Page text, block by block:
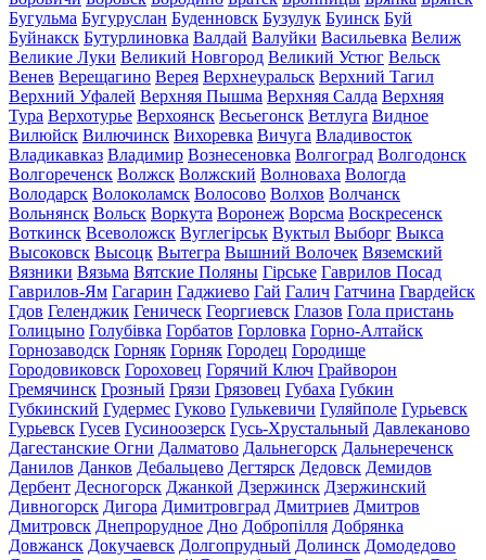
Бугульма Бугуруслан Буденновск Бузулук Буинск Буй
Буйнакск Бутурлиновка Валдай Валуйки Васильевка Велиж
Великие Луки Великий Новгород Великий Устюг Вельск
Венев Верещагино Верея Верхнеуральск Верхний Тагил
Верхний Уфалей Верхняя Пышма Верхняя Салда Верхняя
Тура Верхотурье Верхоянск Весьегонск Ветлуга Видное
Вилюйск Вилючинск Вихоревка Вичуга Владивосток
Владикавказ Владимир Вознесеновка Волгоград Волгодонск
Волгореченск Волжск Волжский Волноваха Вологда
Володарск Волоколамск Волосово Волхов Волчанск
Вольнянск Вольск Воркута Воронеж Ворсма Воскресенск
Воткинск Всеволожск Вуглегірськ Вуктыл Выборг Выкса
Высоковск Высоцк Вытегра Вышний Волочек Вяземский
Вязники Вязьма Вятские Поляны Гірське Гаврилов Посад
Гаврилов-Ям Гагарин Гаджиево Гай Галич Гатчина Гвардейск
Гдов Геленджик Геническ Георгиевск Глазов Гола пристань
Голицыно Голубівка Горбатов Горловка Горно-Алтайск
Горнозаводск Горняк Горняк Городец Городище
Городовиковск Гороховец Горячий Ключ Грайворон
Гремячинск Грозный Грязи Грязовец Губаха Губкин
Губкинский Гудермес Гуково Гулькевичи Гуляйполе Гурьевск
Гурьевск Гусев Гусиноозерск Гусь-Хрустальный Давлеканово
Дагестанские Огни Далматово Дальнегорск Дальнереченск
Данилов Данков Дебальцево Дегтярск Дедовск Демидов
Дербент Десногорск Джанкой Дзержинск Дзержинский
Дивногорск Дигора Димитровград Дмитриев Дмитров
Дмитровск Днепрорудное Дно Добропілля Добрянка
Довжанск Докучаевск Долгопрудный Долинск Домодедово